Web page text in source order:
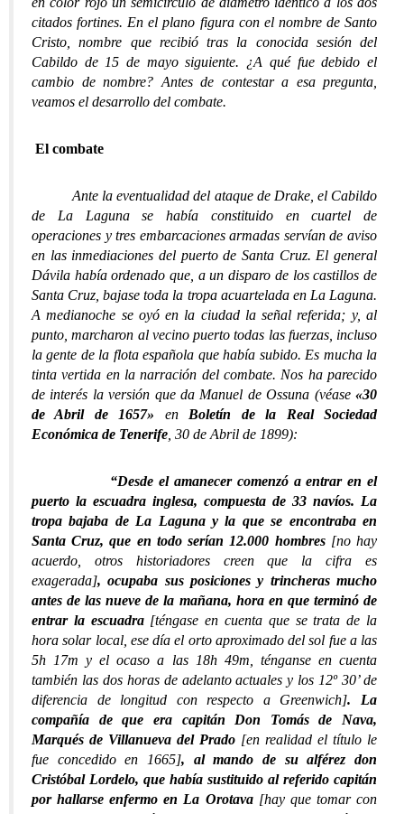
citados fortines. En el plano figura con el nombre de Santo
Cristo, nombre que recibió tras la conocida sesión del
Cabildo de 15 de mayo siguiente. ¿A qué fue debido el
cambio de nombre? Antes de contestar a esa pregunta,
veamos el desarrollo del combate.
El combate
Ante la eventualidad del ataque de Drake, el Cabildo
de La Laguna se había constituido en cuartel de
operaciones y tres embarcaciones armadas servían de aviso
en las inmediaciones del puerto de Santa Cruz. El general
Dávila había ordenado que, a un disparo de los castillos de
Santa Cruz, bajase toda la tropa acuartelada en La Laguna.
A medianoche se oyó en la ciudad la señal referida; y, al
punto, marcharon al vecino puerto todas las fuerzas, incluso
la gente de la flota española que había subido. Es mucha la
tinta vertida en la narración del combate. Nos ha parecido
de interés la versión que da Manuel de Ossuna (véase «30
de Abril de 1657» en Boletín de la Real Sociedad
Económica de Tenerife , 30 de Abril de 1899):
“Desde el amanecer comenzó a entrar en el
puerto la escuadra inglesa, compuesta de 33 navíos. La
tropa bajaba de La Laguna y la que se encontraba en
Santa Cruz, que en todo serían 12.000 hombres [no hay
acuerdo, otros historiadores creen que la cifra es
exagerada], ocupaba sus posiciones y trincheras mucho
antes de las nueve de la mañana, hora en que terminó de
entrar la escuadra [téngase en cuenta que se trata de la
hora solar local, ese día el orto aproximado del sol fue a las
5h 17m y el ocaso a las 18h 49m, ténganse en cuenta
también las dos horas de adelanto actuales y los 12º 30’ de
diferencia de longitud con respecto a Greenwich]. La
compañía de que era capitán Don Tomás de Nava,
Marqués de Villanueva del Prado [en realidad el título le
fue concedido en 1665], al mando de su alférez don
Cristóbal Lordelo, que había sustituido al referido capitán
por hallarse enfermo en La Orotava [hay que tomar con